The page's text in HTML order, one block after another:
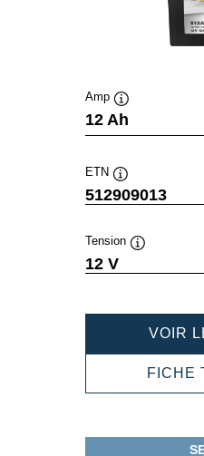
Amp
Infobulle
12 Ah
ETN
Infobulle
512909013
Tension
12 V
VOIR
FICHE